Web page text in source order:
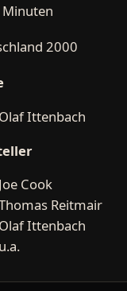
Minuten
2000
Olaf Ittenbach
Joe Cook
Reitmair
Olaf Ittenbach
u.a.